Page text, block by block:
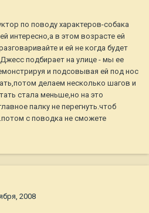
по поводу характеров-собака
интересно,а в этом возрасте ей
и ей не когда будет
подбирает на улице - мы ее
и подсовывая ей под нос
делаем несколько шагов и
стала меньше,но на это
палку не перегнуть.чтоб
с поводка не сможете
2008